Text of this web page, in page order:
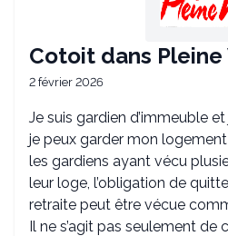
Cotoit dans Pleine
2 février 2026
Je suis gardien d’immeuble
je peux garder mon
les gardiens ayant vécu
leur loge, l’obligation de
retraite peut être vécue
Il ne s’agit pas seulement de